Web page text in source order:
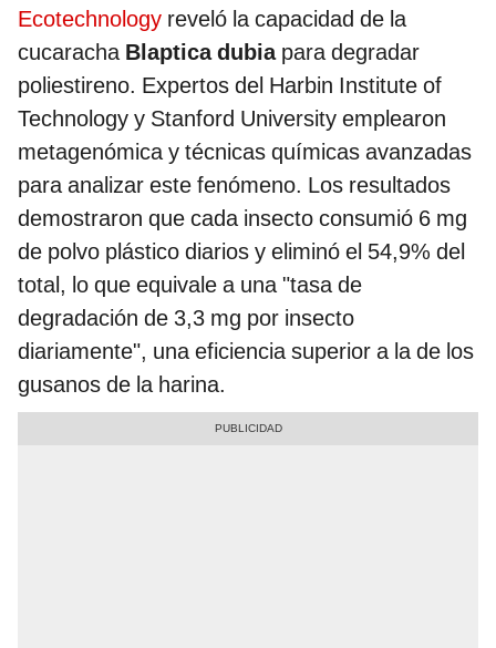
Ecotechnology reveló la capacidad de la
cucaracha Blaptica dubiapara degradar
poliestireno. Expertos del Harbin Institute of
Technology y Stanford University emplearon
metagenómica y técnicas químicas avanzadas
para analizar este fenómeno. Los resultados
demostraron que cada insecto consumió 6 mg
de polvo plástico diarios y eliminó el 54,9% del
total, lo que equivale a una "tasa de
degradación de 3,3 mg por insecto
diariamente", una eficiencia superior a la de los
gusanos de la harina.